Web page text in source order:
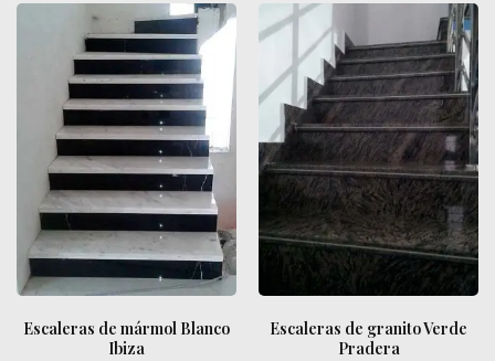
Escaleras de mármol Blanco
Ibiza
Escaleras de granito Verde
Pradera